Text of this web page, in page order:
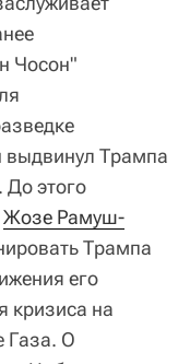
Чосон"
выдвинул Трампа
этого
Жозе Рамуш-
Трампа
его
кризиса на
Газа. О